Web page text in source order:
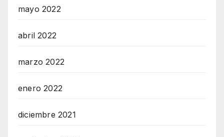
mayo 2022
abril 2022
marzo 2022
enero 2022
diciembre 2021